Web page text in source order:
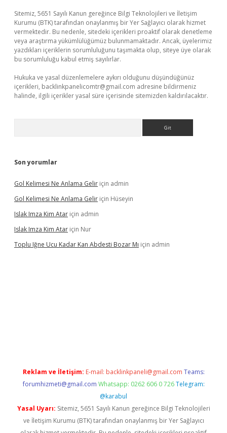
Sitemiz, 5651 Sayılı Kanun gereğince Bilgi Teknolojileri ve İletişim
Kurumu (BTK) tarafından onaylanmış bir Yer Sağlayıcı olarak hizmet
vermektedir. Bu nedenle, sitedeki içerikleri proaktif olarak denetleme
veya araştırma yükümlülüğümüz bulunmamaktadır. Ancak, üyelerimiz
yazdıkları içeriklerin sorumluluğunu taşımakta olup, siteye üye olarak
bu sorumluluğu kabul etmiş sayılırlar.
Hukuka ve yasal düzenlemelere aykırı olduğunu düşündüğünüz
içerikleri, backlinkpanelicomtr@gmail.com adresine bildirmeniz
halinde, ilgili içerikler yasal süre içerisinde sitemizden kaldırılacaktır.
Son yorumlar
Gol Kelimesi Ne Anlama Gelir için admin
Gol Kelimesi Ne Anlama Gelir için Hüseyin
Islak Imza Kim Atar için admin
Islak Imza Kim Atar için Nur
Toplu Iğne Ucu Kadar Kan Abdesti Bozar Mı için admin
Reklam ve İletişim: E-mail: backlinkpaneli@gmail.com Teams:
forumhizmeti@gmail.com Whatsapp: 0262 606 0 726 Telegram:
@karabul
Yasal Uyarı: Sitemiz, 5651 Sayılı Kanun gereğince Bilgi Teknolojileri
ve İletişim Kurumu (BTK) tarafından onaylanmış bir Yer Sağlayıcı